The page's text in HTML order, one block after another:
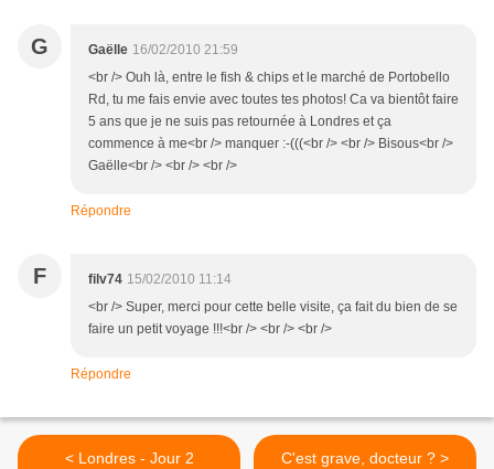
G Gaëlle 16/02/2010 21:59
<br /> Ouh là, entre le fish & chips et le marché de Portobello
Rd, tu me fais envie avec toutes tes photos! Ca va bientôt faire
5 ans que je ne suis pas retournée à Londres et ça
commence à me<br /> manquer :-(((<br /> <br /> Bisous<br />
Gaëlle<br /> <br /> <br />
Répondre
F filv74 15/02/2010 11:14
<br /> Super, merci pour cette belle visite, ça fait du bien de se
faire un petit voyage !!!<br /> <br /> <br />
Répondre
< Londres - Jour 2
C'est grave, docteur ? >